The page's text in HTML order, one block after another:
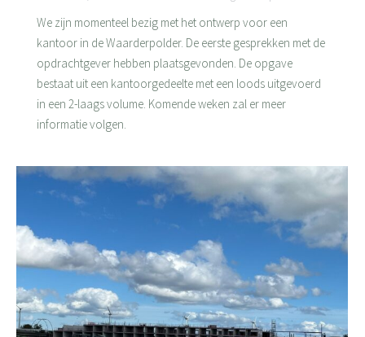
We zijn momenteel bezig met het ontwerp voor een
kantoor in de Waarderpolder. De eerste gesprekken met de
opdrachtgever hebben plaatsgevonden. De opgave
bestaat uit een kantoorgedeelte met een loods uitgevoerd
in een 2-laags volume. Komende weken zal er meer
informatie volgen.